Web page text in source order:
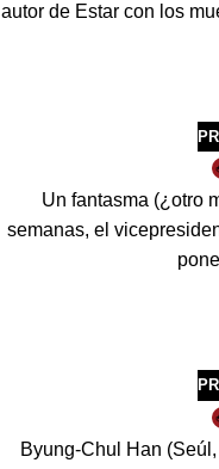
autor de Estar con los
Un fantasma (¿otro
semanas, el
Byung-Chul Han